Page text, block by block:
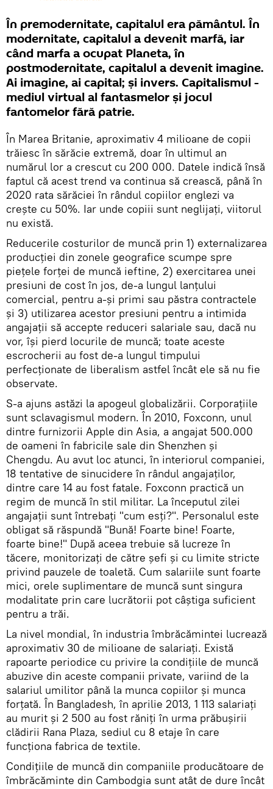
dintr-o perspectivă creştină şi
În premodernitate, capitalul era pământul. În
modernitate, capitalul a devenit marfă, iar
când marfa a ocupat Planeta, în
postmodernitate, capitalul a devenit imagine.
Ai imagine, ai capital; şi invers. Capitalismul -
mediul virtual al fantasmelor şi jocul
fantomelor fără patrie.
În Marea Britanie, aproximativ 4 milioane de copii
trăiesc în sărăcie extremă, doar în ultimul an
numărul lor a crescut cu 200 000. Datele indică însă
faptul că acest trend va continua să crească, până în
2020 rata sărăciei în rândul copiilor englezi va
creşte cu 50%. Iar unde copiii sunt neglijaţi, viitorul
nu există.
Reducerile costurilor de muncă prin 1) externalizarea
producției din zonele geografice scumpe spre
pieţele forței de muncă ieftine, 2) exercitarea unei
presiuni de cost în jos, de-a lungul lanțului
comercial, pentru a-şi primi sau păstra contractele
și 3) utilizarea acestor presiuni pentru a intimida
angajaţii să accepte reduceri salariale sau, dacă nu
vor, își pierd locurile de muncă; toate aceste
escrocherii au fost de-a lungul timpului
perfecţionate de liberalism astfel încât ele să nu fie
observate.
S-a ajuns astăzi la apogeul globalizării. Corporaţiile
sunt sclavagismul modern. În 2010, Foxconn, unul
dintre furnizorii Apple din Asia, a angajat 500.000
de oameni în fabricile sale din Shenzhen și
Chengdu. Au avut loc atunci, în interiorul companiei,
18 tentative de sinucidere în rândul angajaţilor,
dintre care 14 au fost fatale. Foxconn practică un
regim de muncă în stil militar. La începutul zilei
angajaţii sunt întrebaţi "cum esţi?". Personalul este
obligat să răspundă "Bună! Foarte bine! Foarte,
foarte bine!" După aceea trebuie să lucreze în
tăcere, monitorizaţi de către şefi și cu limite stricte
privind pauzele de toaletă. Cum salariile sunt foarte
mici, orele suplimentare de muncă sunt singura
modalitate prin care lucrătorii pot câștiga suficient
pentru a trăi.
La nivel mondial, în industria îmbrăcămintei lucrează
aproximativ 30 de milioane de salariaţi. Există
rapoarte periodice cu privire la condițiile de muncă
abuzive din aceste companii private, variind de la
salariul umilitor până la munca copiilor și munca
forțată. În Bangladesh, în aprilie 2013, 1 113 salariaţi
au murit și 2 500 au fost răniți în urma prăbușirii
clădirii Rana Plaza, sediul cu 8 etaje în care
funcționa fabrica de textile.
Condițiile de muncă din companiile producătoare de
îmbrăcăminte din Cambodgia sunt atât de dure încât